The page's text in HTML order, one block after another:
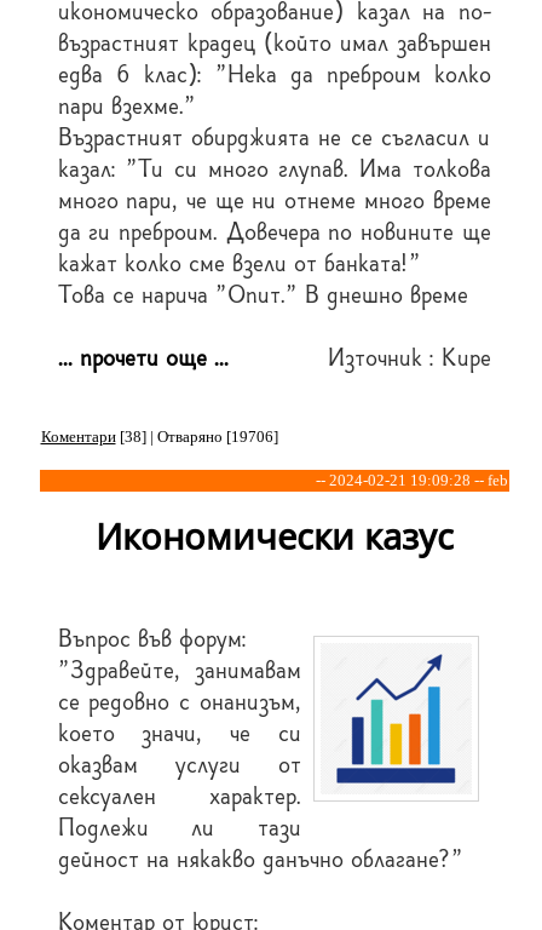
икономическо образование) казал на по-
възрастният крадец (който имал завършен
едва 6 клас): "Нека да преброим колко
пари взехме."
Възрастният обирджията не се съгласил и
казал: "Ти си много глупав. Има толкова
много пари, че ще ни отнеме много време
да ги преброим. Довечера по новините ще
кажат колко сме взели от банката!"
Това се нарича "Опит." В днешно време
Източник : Кире
... прочети още ...
Коментари[38] | Отваряно [19706]
-- 2024-02-21 19:09:28 -- feb
Икономически казус
Въпрос във форум:
"Здравейте, занимавам
се редовно с онанизъм,
което значи, че си
оказвам услуги от
сексуален характер.
Подлежи ли тази
дейност на някакво данъчно облагане?"
Коментар от юрист: